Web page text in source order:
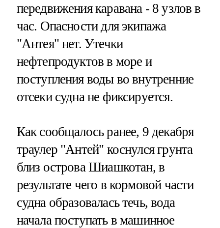
передвижения каравана - 8 узлов в
час. Опасности для экипажа
"Антея" нет. Утечки
нефтепродуктов в море и
поступления воды во внутренние
отсеки судна не фиксируется.
Как сообщалось ранее, 9 декабря
траулер "Антей" коснулся грунта
близ острова Шиашкотан, в
результате чего в кормовой части
судна образовалась течь, вода
начала поступать в машинное